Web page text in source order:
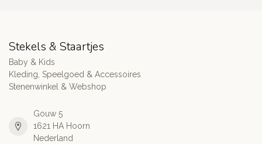
Stekels & Staartjes
Baby & Kids
Kleding, Speelgoed & Accessoires
Stenenwinkel & Webshop
Gouw 5
1621 HA Hoorn
Nederland